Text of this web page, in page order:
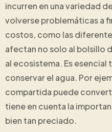
incurren en una variedad
volverse problemáticas a
costos, como las
afectan no solo al bolsillo
al ecosistema. Es esencial
conservar el agua. Por
compartida puede
tiene en cuenta la
bien tan preciado.